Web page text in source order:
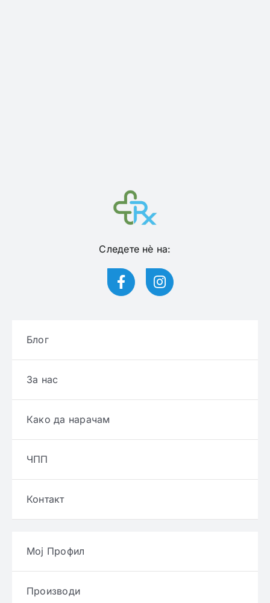
Следете нѐ на:
Блог
За нас
Како да нарачам
ЧПП
Контакт
Мој Профил
Производи